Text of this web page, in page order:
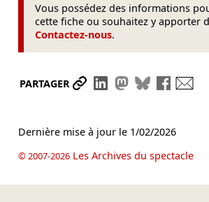
Vous possédez des informations
cette fiche ou souhaitez y apporter
Contactez-nous.
PARTAGER Partager le lien
Partager sur
Partager sur
Partager
Dernière mise à jour le 1/02/2026
© 2007-2026Les Archives du spectacle